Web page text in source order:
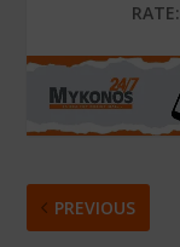
RATE:
PREVIOUS